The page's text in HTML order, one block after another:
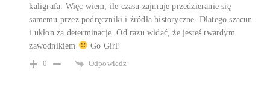
kaligrafa. Więc wiem, ile czasu zajmuje przedzieranie się
samemu przez podręczniki i źródła historyczne. Dlatego szacun
i ukłon za determinację. Od razu widać, że jesteś twardym
zawodnikiem
Go Girl!
0
Odpowiedz